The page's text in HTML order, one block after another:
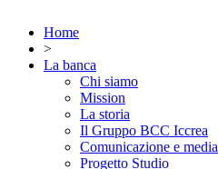
Home
>
La banca
Chi siamo
Mission
La storia
Il Gruppo BCC Iccrea
Comunicazione e media
Progetto Studio